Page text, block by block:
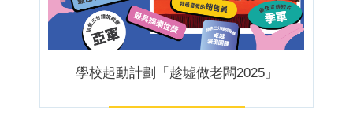
學校起動計劃「趁墟做老闆2025」